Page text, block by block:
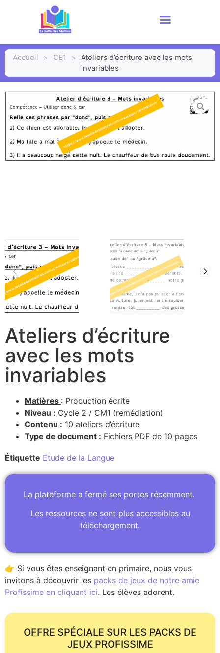
Accueil > CE1 >
Ateliers d’écriture avec les mots
invariables
Ateliers d’écriture
avec les mots
invariables
Matières : Production écrite
Niveau : Cycle 2 / CM1 (remédiation)
Contenu : 10 ateliers d’écriture
Type de document : Fichiers PDF de 10 pages
Étiquette Etude de la Langue
La plateforme a fermé ses portes récemment.
Les ressources ne sont plus accessibles au
téléchargement.
👉 Si vous êtes enseignant en primaire, nous vous
invitons à découvrir les packs de jeux de notre amie
Profissime en cliquant ici. Les élèves adorent.
OFFRE SPÉCIALE SUR LES PACKS DE
JEUX PROFISSIME